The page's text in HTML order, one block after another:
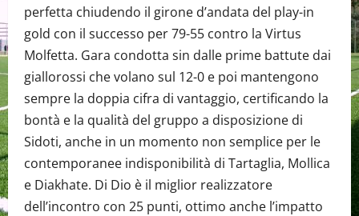
perfetta chiudendo il girone d’andata del play-in
gold con il successo per 79-55 contro la Virtus
Molfetta. Gara condotta sin dalle prime battute dai
giallorossi che volano sul 12-0 e poi mantengono
sempre la doppia cifra di vantaggio, certificando la
bontà e la qualità del gruppo a disposizione di
Sidoti, anche in un momento non semplice per le
contemporanee indisponibilità di Tartaglia, Mollica
e Diakhate. Di Dio è il miglior realizzatore
dell’incontro con 25 punti, ottimo anche l’impatto